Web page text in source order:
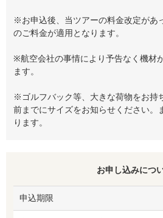
※お申込後、当ツアーの料金改定があ
のご料金が適用となります。
※航空会社の事情により予告なく機材
ます。
※ゴルフバック等、大きな荷物をお持
前までにサイズをお知らせください。
ります。
お申し込みにつ
申込期限